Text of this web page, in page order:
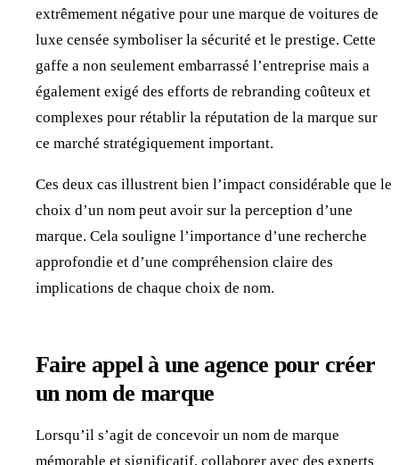
extrêmement négative pour une marque de voitures de
luxe censée symboliser la sécurité et le prestige. Cette
gaffe a non seulement embarrassé l’entreprise mais a
également exigé des efforts de rebranding coûteux et
complexes pour rétablir la réputation de la marque sur
ce marché stratégiquement important.
Ces deux cas illustrent bien l’impact considérable que le
choix d’un nom peut avoir sur la perception d’une
marque. Cela souligne l’importance d’une recherche
approfondie et d’une compréhension claire des
implications de chaque choix de nom.
Faire appel à une agence pour créer
un nom de marque
Lorsqu’il s’agit de concevoir un nom de marque
mémorable et significatif, collaborer avec des experts